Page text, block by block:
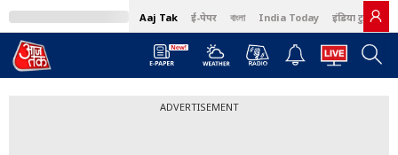
Aaj Tak ई-पेपर বাংলা India Today इंडिया टुडे हिंदी
ADVERTISEMENT